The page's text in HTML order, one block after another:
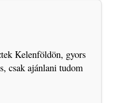
Kelenföldön, gyors
csak ajánlani tudom